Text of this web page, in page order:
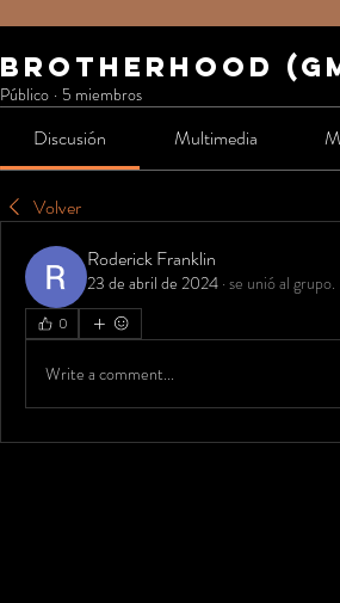
Brotherhood
Público · 5 miembros
Discusión Multimedia
Volver
Roderick Franklin
23 de abril de 2024 · se unió al grupo.
0
Write a comment...